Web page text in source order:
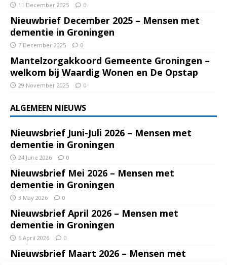
11 December 2025 0
Nieuwbrief December 2025 – Mensen met
dementie in Groningen
7 December 2025 0
Mantelzorgakkoord Gemeente Groningen –
welkom bij Waardig Wonen en De Opstap
29 November 2025 0
ALGEMEEN NIEUWS
Nieuwsbrief Juni-Juli 2026 – Mensen met
dementie in Groningen
24 June 2026 0
Nieuwsbrief Mei 2026 – Mensen met
dementie in Groningen
3 May 2026 0
Nieuwsbrief April 2026 – Mensen met
dementie in Groningen
6 April 2026 0
Nieuwsbrief Maart 2026 – Mensen met